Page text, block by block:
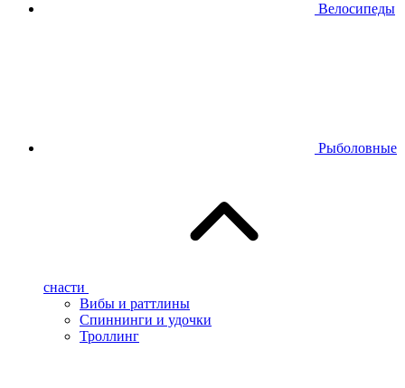
Велосипеды
Рыболовные
снасти
Вибы и раттлины
Спиннинги и удочки
Троллинг